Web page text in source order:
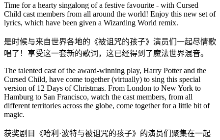
Time for a hearty singalong of a festive favourite - with Cursed
Child cast members from all around the world! Enjoy this new set of
lyrics, which have been given a Wizarding World remix.
是时候与来自世界各地的《被诅咒的孩子》演员们一起尽情歌
唱了！享受这一套新的歌词，这已经得到了魔法世界混音。
The talented cast of the award-winning play, Harry Potter and the
Cursed Child, have come together (virtually) to sing this special
version of 12 Days of Christmas. From London to New York to
Hamburg to San Francisco, watch the cast members, from all
different territories across the globe, come together for a little bit of
magic.
获奖剧目《哈利·波特与被诅咒的孩子》的演员们聚集在一起